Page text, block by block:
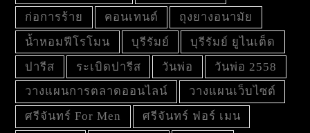
ก่อการร้าย
คอนเทนต์
ถุงยางอนามัย
น้ำหอมฟีโรโมน
บุรีรัมย์
บุรีรัมย์ ยูไนเต็ด
ปารีส
ระเบิดปารีส วันพ่อ
วันพ่อ 2558
วางแผนการตลาดออนไลน์
วางแผนเว็บไซต์
ศรีจันทร์ For Men
ศรีจันทร์ ฟอร์ เมน